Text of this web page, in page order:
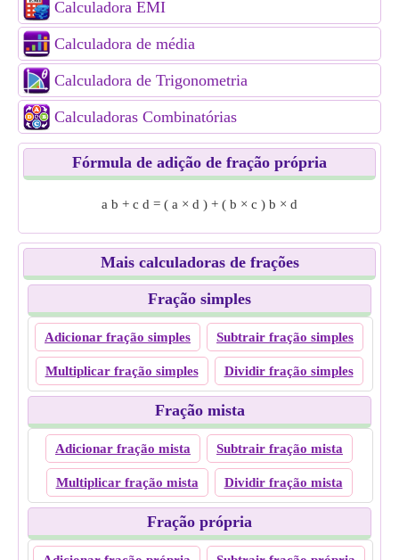
Calculadora EMI
Calculadora de média
Calculadora de Trigonometria
Calculadoras Combinatórias
Fórmula de adição de fração própria
a b + c d = ( a × d ) + ( b × c ) b × d
Mais calculadoras de frações
Fração simples
Adicionar fração simples Subtrair fração simples
Multiplicar fração simples Dividir fração simples
Fração mista
Adicionar fração mista Subtrair fração mista
Multiplicar fração mista Dividir fração mista
Fração própria